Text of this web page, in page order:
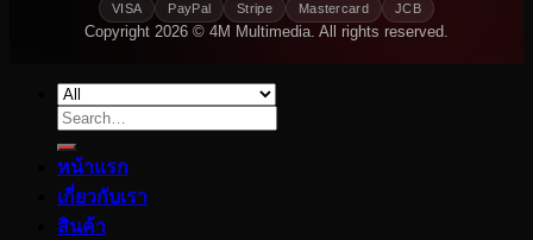
VISA PayPal Stripe Mastercard JCB
Copyright 2026 © 4M Multimedia. All rights reserved.
Search
for:
หน้าแรก
เกี่ยวกับเรา
สินค้า